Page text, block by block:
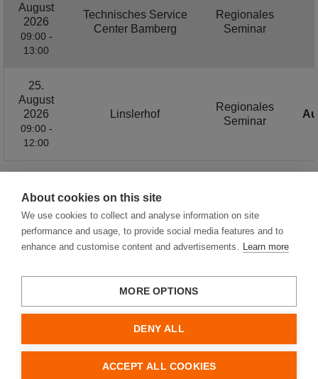
August
2026
09:00 -
13:00
Technisches Service
Center Bamberg
Regionales
Seminar
25.
August
2026
09:00 -
12:00
Linslerhof
Regionales
Seminar
1 / 6
Hager Vertriebsgesellschaft mbH & Co. KG
Datenschutz
Nutzungsbedingungen
About cookies on this site
We use cookies to collect and analyse information on site
performance and usage, to provide social media features and to
enhance and customise content and advertisements. Learn more
MORE OPTIONS
DENY ALL
ACCEPT ALL COOKIES